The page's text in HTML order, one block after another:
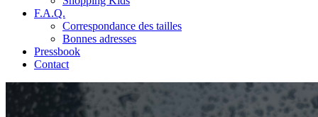
F.A.Q.
Correspondance des tailles
Bonnes adresses
Pressbook
Contact